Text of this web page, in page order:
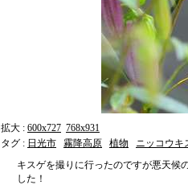
拡大 : 600x727 768x931
タグ : 日光市 霧降高原 植物
ニッコウキ
キスゲを撮りに行ったのですが悪天候
した！